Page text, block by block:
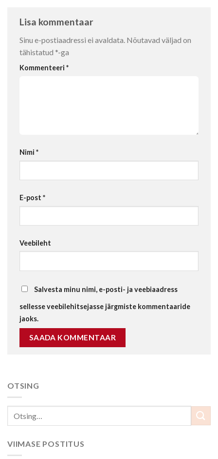
Lisa kommentaar
Sinu e-postiaadressi ei avaldata. Nõutavad väljad on
tähistatud *-ga
Kommenteeri *
Nimi *
E-post *
Veebileht
Salvesta minu nimi, e-posti- ja veebiaadress
sellesse veebilehitsejasse järgmiste kommentaaride
jaoks.
OTSING
VIIMASE POSTITUS